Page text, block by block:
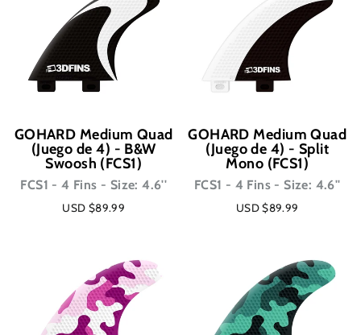
GOHARD Medium Quad
(Juego de 4) - B&W
Swoosh (FCS1)
FCS1 - 4 Fins - Size: 4.6''
USD $89.99
GOHARD Medium Quad
(Juego de 4) - Split
Mono (FCS1)
FCS1 - 4 Fins - Size: 4.6''
USD $89.99